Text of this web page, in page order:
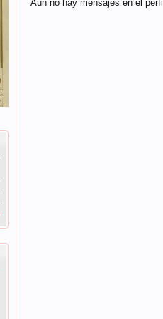
Aún no hay mensajes en el